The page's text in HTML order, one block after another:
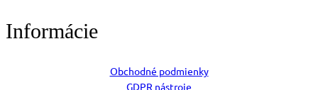
Informácie
Obchodné podmienky
GDPR nástroje